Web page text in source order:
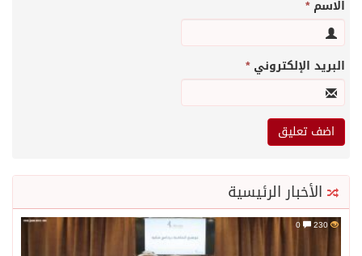
الاسم*
البريد الإلكتروني*
الأخبار الرئيسية
230